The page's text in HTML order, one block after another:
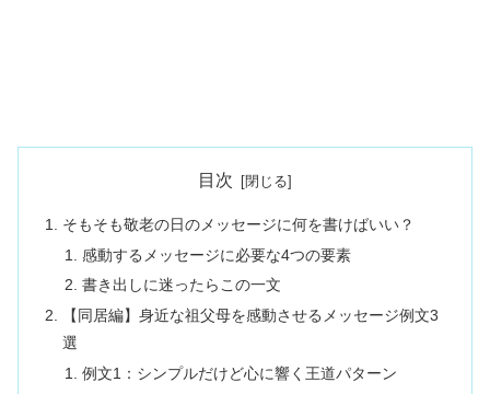
目次
そもそも敬老の日のメッセージに何を書けばいい？
感動するメッセージに必要な4つの要素
書き出しに迷ったらこの一文
【同居編】身近な祖父母を感動させるメッセージ例文3
選
例文1：シンプルだけど心に響く王道パターン